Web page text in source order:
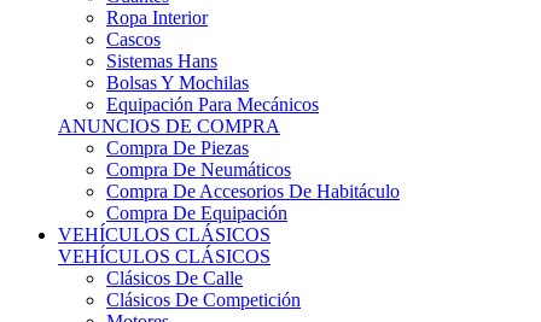
Cascos
Sistemas Hans
Bolsas Y Mochilas
Equipación Para Mecánicos
ANUNCIOS DE COMPRA
Compra De Piezas
Compra De Neumáticos
Compra De Accesorios De Habitáculo
Compra De Equipación
VEHÍCULOS CLÁSICOS
VEHÍCULOS CLÁSICOS
Clásicos De Calle
Clásicos De Competición
Motores
Cajas De Cambio